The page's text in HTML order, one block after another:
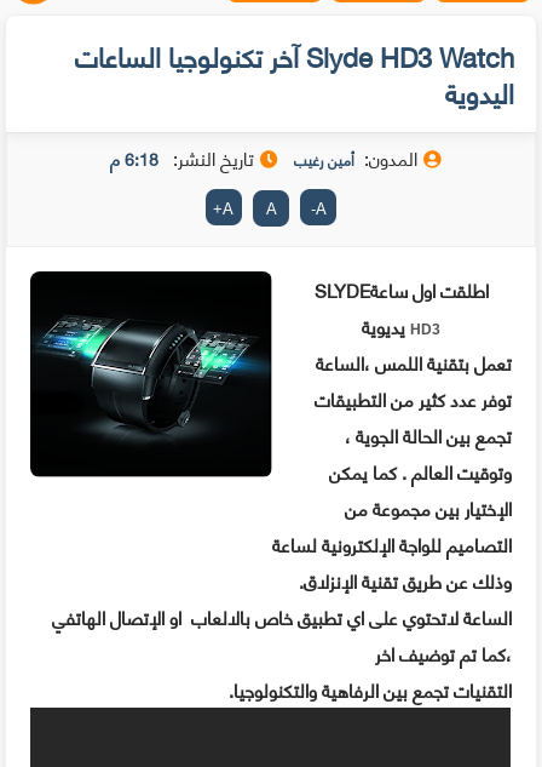
Slyde HD3 Watch آخر تكنولوجيا الساعات
اليدوية
المدون: أمين رغيب تاريخ النشر: 6:18 م
A
-
A
A
+
SLYDEاطلقت اول ساعة
HD3
تعمل بتقنية اللمس ،الساعة
توفر عدد كثير من التطبيقات
تجمع بين الحالة الجوية ،
وتوقيت العالم . كما يمكن
الإختيار بين مجموعة من
التصاميم للواجة الإلكترونية لساعة
.وذلك عن طريق تقنية الإنزلاق
الساعة لاتحتوي على اي تطبيق خاص بالالعاب او الإتصال الهاتفي
،كما تم توضيف اخر
.التقنيات تجمع بين الرفاهية والتكنولوجيا